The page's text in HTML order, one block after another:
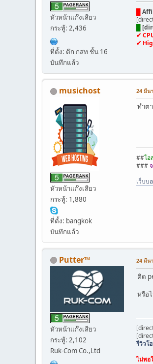
หัวหน้าแก๊งเสียว
กระทู้: 2,436
ที่ตั้ง: ตึก กสท ชั้น 16
บันทึกแล้ว
✔
✔
musichost
หัวหน้าแก๊งเสียว
กระทู้: 1,880
ที่ตั้ง: bangkok
บันทึกแล้ว
24 มีน
ทำต
##โฮ
###
เว็บบ
Putter™
หัวหน้าแก๊งเสียว
กระทู้: 2,102
Ruk-Com Co.,Ltd
24 มีน
ติด
หรือ
รีวิวโ
ไม่พอ